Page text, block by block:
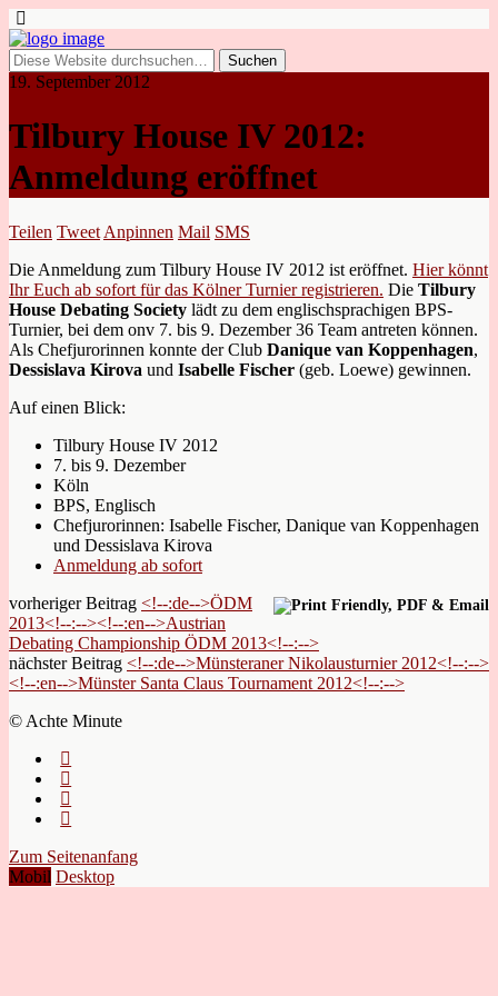
19. September 2012
Tilbury House IV 2012:
Anmeldung eröffnet
Teilen Tweet Anpinnen Mail SMS
Die Anmeldung zum Tilbury House IV 2012 ist eröffnet. Hier könnt
Ihr Euch ab sofort für das Kölner Turnier registrieren. Die Tilbury
House Debating Society lädt zu dem englischsprachigen BPS-
Turnier, bei dem onv 7. bis 9. Dezember 36 Team antreten können.
Als Chefjurorinnen konnte der Club Danique van Koppenhagen,
Dessislava Kirova und Isabelle Fischer (geb. Loewe) gewinnen.
Auf einen Blick:
Tilbury House IV 2012
7. bis 9. Dezember
Köln
BPS, Englisch
Chefjurorinnen: Isabelle Fischer, Danique van Koppenhagen
und Dessislava Kirova
Anmeldung ab sofort
vorheriger Beitrag <!--:de-->ÖDM
2013<!--:--><!--:en-->Austrian
Debating Championship ÖDM 2013<!--:-->
nächster Beitrag <!--:de-->Münsteraner Nikolausturnier 2012<!--:-->
<!--:en-->Münster Santa Claus Tournament 2012<!--:-->
© Achte Minute
Zum Seitenanfang
Mobil Desktop